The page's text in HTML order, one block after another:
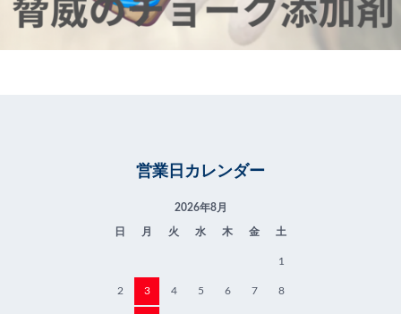
営業日カレンダー
2026年8月
日 月 火 水 木 金 土
1
2 3 4 5 6 7 8